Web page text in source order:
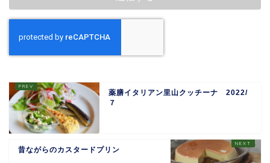
薬膳イタリアン里山クッチーナ 2022/
７
昔ながらのカスタードプリン